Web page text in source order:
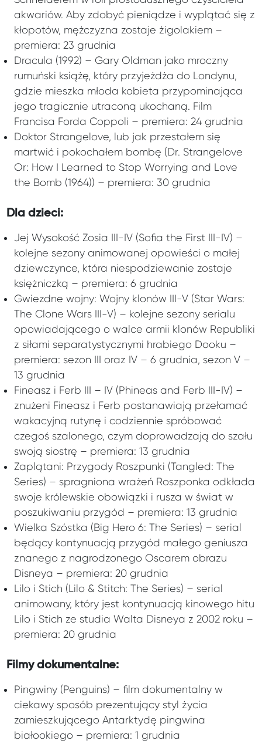
akwariów. Aby zdobyć pieniądze i wyplątać się z
kłopotów, mężczyzna zostaje żigolakiem –
premiera: 23 grudnia
Dracula (1992) – Gary Oldman jako mroczny
rumuński książę, który przyjeżdża do Londynu,
gdzie mieszka młoda kobieta przypominająca
jego tragicznie utraconą ukochaną. Film
Francisa Forda Coppoli – premiera: 24 grudnia
Doktor Strangelove, lub jak przestałem się
martwić i pokochałem bombę (Dr. Strangelove
Or: How I Learned to Stop Worrying and Love
the Bomb (1964)) – premiera: 30 grudnia
Dla dzieci:
Jej Wysokość Zosia III-IV (Sofia the First III-IV) –
kolejne sezony animowanej opowieści o małej
dziewczynce, która niespodziewanie zostaje
księżniczką – premiera: 6 grudnia
Gwiezdne wojny: Wojny klonów III-V (Star Wars:
The Clone Wars III-V) – kolejne sezony serialu
opowiadającego o walce armii klonów Republiki
z siłami separatystycznymi hrabiego Dooku –
premiera: sezon III oraz IV – 6 grudnia, sezon V –
13 grudnia
Fineasz i Ferb III – IV (Phineas and Ferb III-IV) –
znużeni Fineasz i Ferb postanawiają przełamać
wakacyjną rutynę i codziennie spróbować
czegoś szalonego, czym doprowadzają do szału
swoją siostrę – premiera: 13 grudnia
Zaplątani: Przygody Roszpunki (Tangled: The
Series) – spragniona wrażeń Roszponka odkłada
swoje królewskie obowiązki i rusza w świat w
poszukiwaniu przygód – premiera: 13 grudnia
Wielka Szóstka (Big Hero 6: The Series) – serial
będący kontynuacją przygód małego geniusza
znanego z nagrodzonego Oscarem obrazu
Disneya – premiera: 20 grudnia
Lilo i Stich (Lilo & Stitch: The Series) – serial
animowany, który jest kontynuacją kinowego hitu
Lilo i Stich ze studia Walta Disneya z 2002 roku –
premiera: 20 grudnia
Filmy dokumentalne:
Pingwiny (Penguins) – film dokumentalny w
ciekawy sposób prezentujący styl życia
zamieszkującego Antarktydę pingwina
białookiego – premiera: 1 grudnia